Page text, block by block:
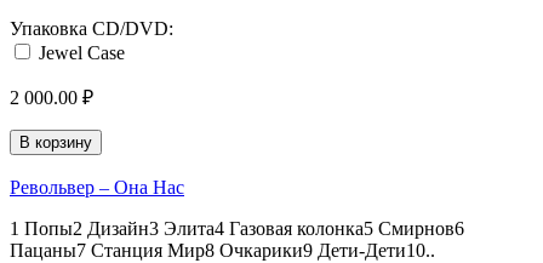
Упаковка CD/DVD:
Jewel Case
2 000.00 ₽
В корзину
Револьвер – Она Нас
1 Попы2 Дизайн3 Элита4 Газовая колонка5 Смирнов6
Пацаны7 Станция Мир8 Очкарики9 Дети-Дети10..